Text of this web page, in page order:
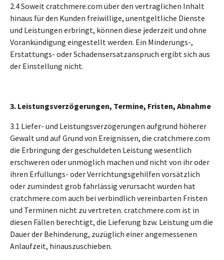
2.4 Soweit cratchmere.com über den vertraglichen Inhalt
hinaus für den Kunden freiwillige, unentgeltliche Dienste
und Leistungen erbringt, können diese jederzeit und ohne
Vorankündigung eingestellt werden. Ein Minderungs-,
Erstattungs- oder Schadensersatzanspruch ergibt sich aus
der Einstellung nicht.
3. Leistungsverzögerungen, Termine, Fristen, Abnahme
3.1 Liefer- und Leistungsverzögerungen aufgrund höherer
Gewalt und auf Grund von Ereignissen, die cratchmere.com
die Erbringung der geschuldeten Leistung wesentlich
erschweren oder unmöglich machen und nicht von ihr oder
ihren Erfüllungs- oder Verrichtungsgehilfen vorsätzlich
oder zumindest grob fahrlässig verursacht wurden hat
cratchmere.com auch bei verbindlich vereinbarten Fristen
und Terminen nicht zu vertreten. cratchmere.com ist in
diesen Fällen berechtigt, die Lieferung bzw. Leistung um die
Dauer der Behinderung, zuzüglich einer angemessenen
Anlaufzeit, hinauszuschieben.